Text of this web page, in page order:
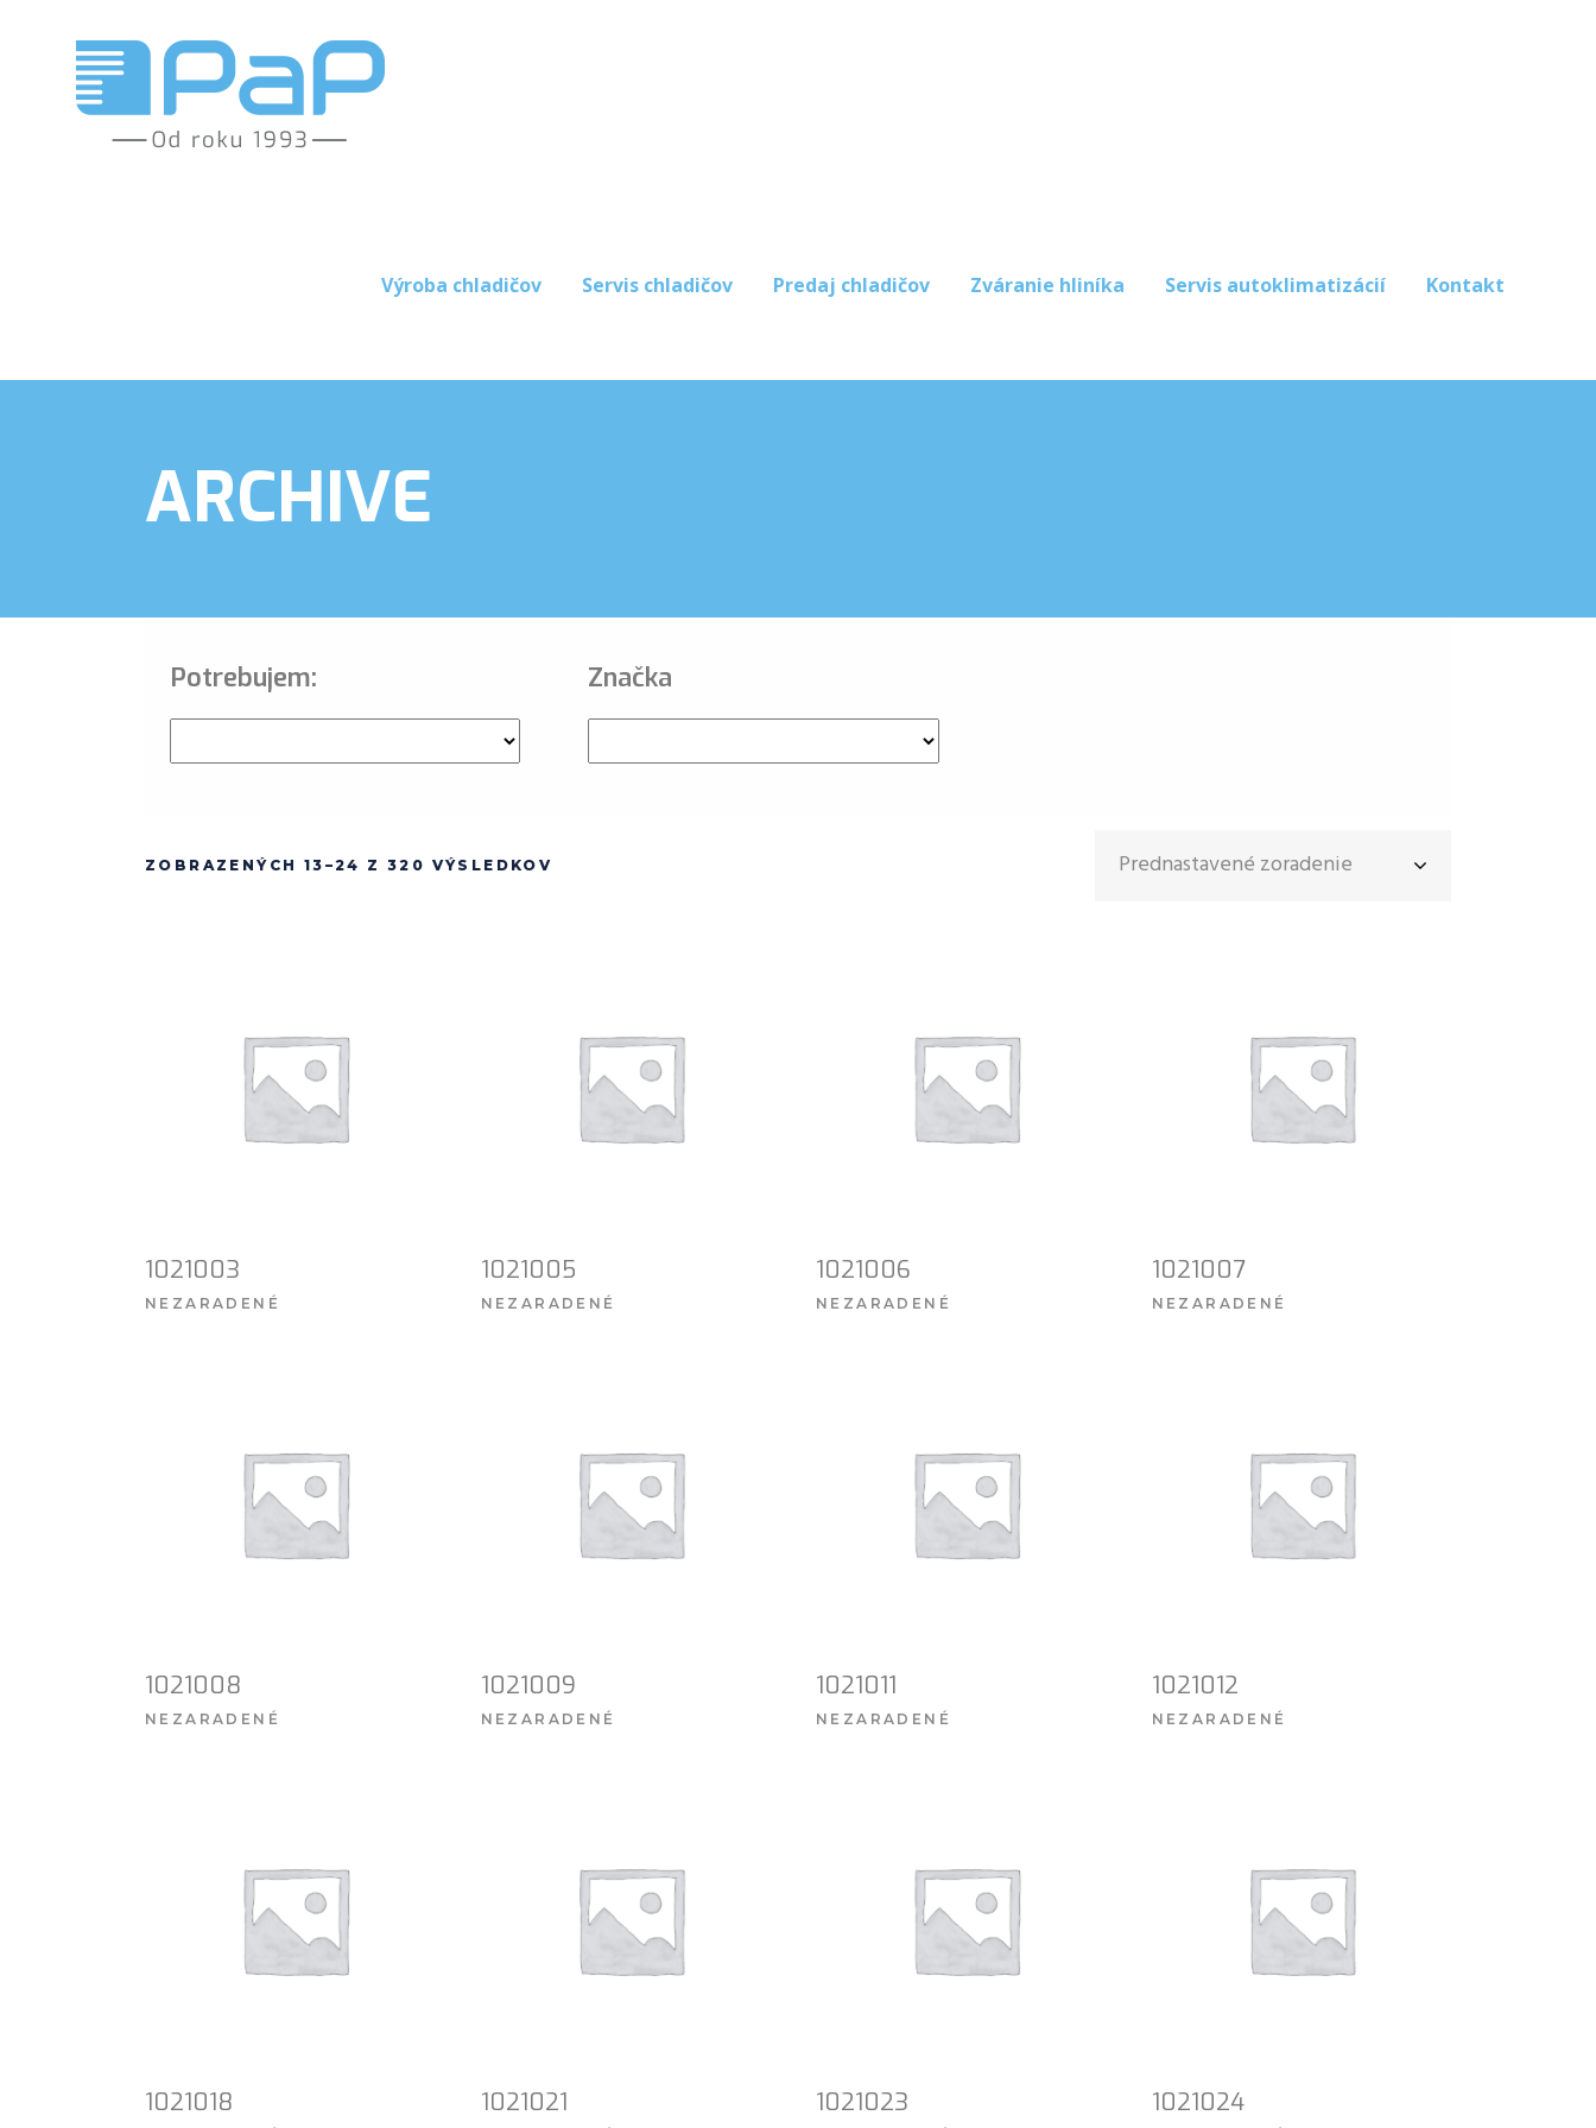
Výroba chladičov Servis chladičov Predaj chladičov Zváranie hliníka Servis autoklimatizácií Kontakt
ARCHIVE
Potrebujem: Značka
ZOBRAZENÝCH 13–24 Z 320 VÝSLEDKOV Prednastavené zoradenie
1021003
NEZARADENÉ
1021005
NEZARADENÉ
1021006
NEZARADENÉ
1021007
NEZARADENÉ
1021008
NEZARADENÉ
1021009
NEZARADENÉ
1021011
NEZARADENÉ
1021012
NEZARADENÉ
1021018 1021021 1021023 1021024